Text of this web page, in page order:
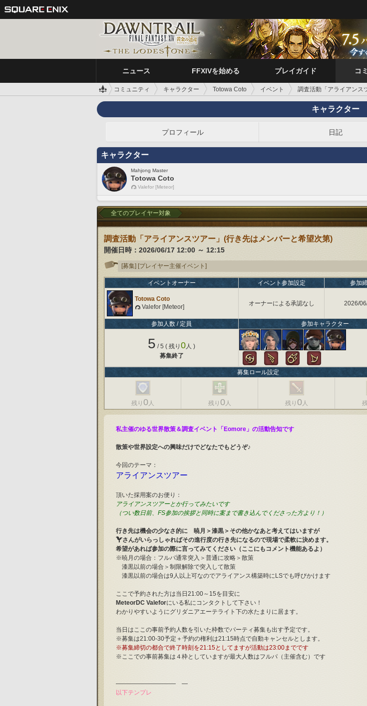
ニュース FFXIVを始める プレイガイド コ
コミュニティ キャラクター Totowa Coto イベント 調査活動「アライアンス
キャラクター
プロフィール 日記
キャラクター
Mahjong Master
Totowa Coto
Valefor [Meteor]
全てのプレイヤー対象
調査活動「アライアンスツアー」(行き先はメンバーと希望次第)
開催日時： 2026/06/17 12:00 ～ 12:15
[募集] [プレイヤー主催イベント]
イベントオーナー イベント参加設定 参加
Totowa Coto
Valefor [Meteor]
オーナーによる承認なし 2026/
参加人数 / 定員 参加キャラクター
5 /5 ( 残り 0人 )
募集終了
募集ロール設定
残り 0 人 残り 0 人 残り 0 人
私主催のゆる世界散策＆調査イベント「Eomore」の活動告知です
散策や世界設定への興味だけでどなたでもどうぞ♪
今回のテーマ：
アライアンスツアー
頂いた採用案のお便り：
アライアンスツアーとか行ってみたいです
（つい数日前、FS参加の挨拶と同時に案まで書き込んでくださった方より！）
行き先は機会の少なさ的に　暁月＞漆黒＞その他かなあと考えてはいますが
さんがいらっしゃればその進行度の行き先になるので現場で柔軟に決めます。
希望があれば参加の際に言ってみてください（ここにもコメント機能あるよ）
※暁月の場合：フルパ通常突入＞普通に攻略＞散策
漆黒以前の場合＞制限解除で突入して散策
漆黒以前の場合は9人以上可なのでアライアンス構築時にLSでも呼びかけます
ここで予約された方は当日21:00～15を目安に
MeteorDC Valeforにいる私にコンタクトして下さい！
わかりやすいようにグリダニアエーテライト下の水たまりに居ます。
当日はここの事前予約人数を引いた枠数でパーティ募集も出す予定です。
※募集は21:00-30予定＋予約の権利は21:15時点で自動キャンセルとします。
※募集締切の都合で終了時刻を21:15としてますが活動は23:00までです
※ここでの事前募集は４枠としていますが最大人数はフルパ（主催含む）です
――――――――――　―
以下テンプレ